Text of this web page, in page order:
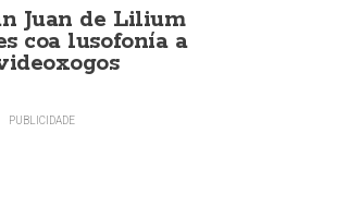
Juan de Lilium
coa lusofonía a